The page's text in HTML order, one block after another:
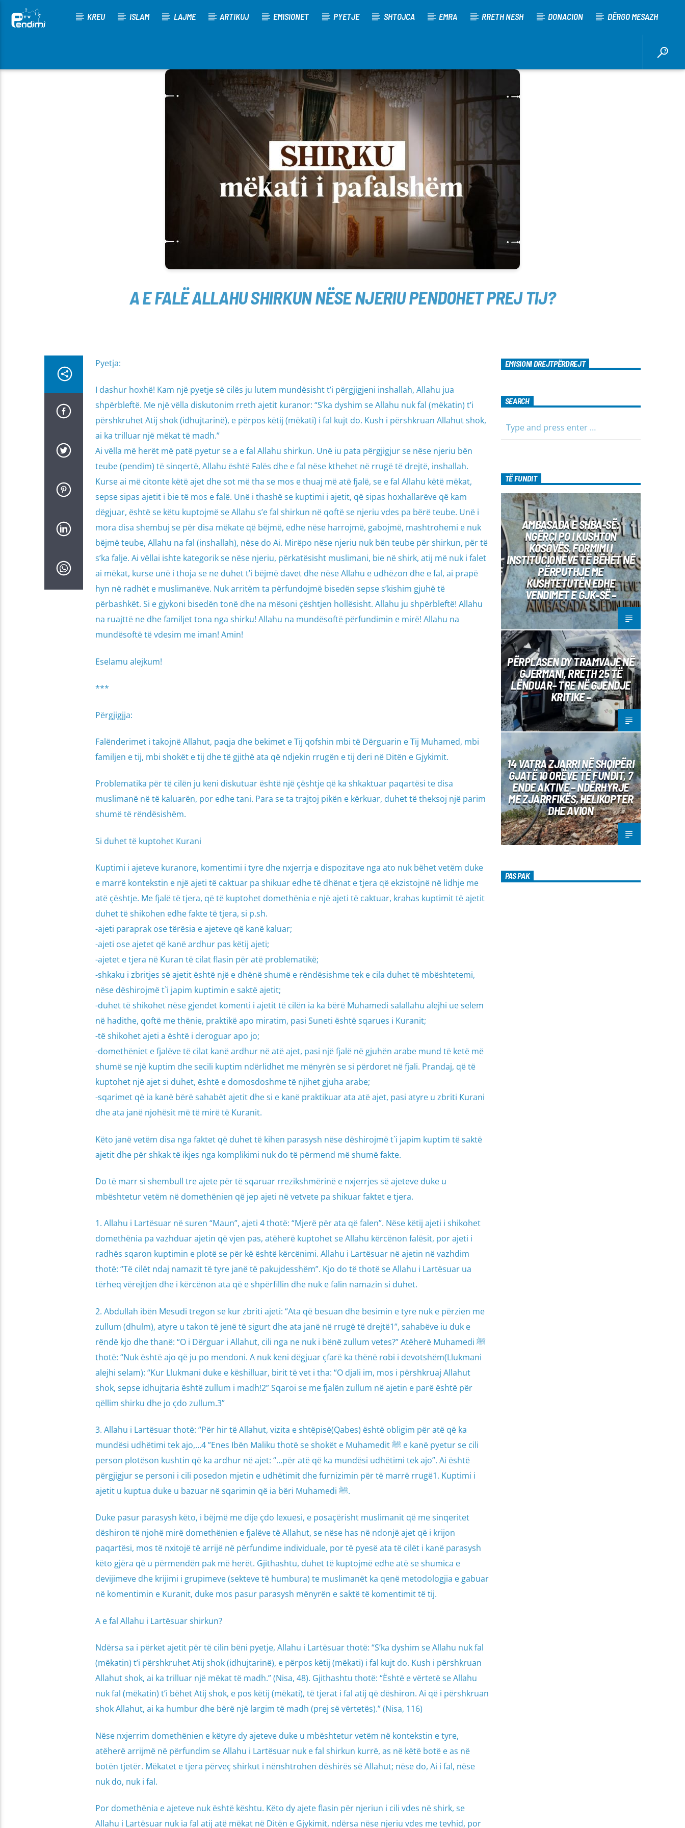
KREU ISLAM LAJME ARTIKUJ EMISIONET PYETJE SHTOJCA EMRA RRETH NESH DONACION DËRGO MESAZH
[There are no radio stations in the database]
A E FALË ALLAHU SHIRKUN NËSE NJERIU PENDOHET PREJ TIJ?
Pyetja:
I dashur hoxhë! Kam një pyetje së cilës ju lutem mundësisht t’i përgjigjeni inshallah, Allahu jua
shpërbleftë. Me një vëlla diskutonim rreth ajetit kuranor: “S’ka dyshim se Allahu nuk fal (mëkatin) t’i
përshkruhet Atij shok (idhujtarinë), e përpos këtij (mëkati) i fal kujt do. Kush i përshkruan Allahut shok,
ai ka trilluar një mëkat të madh.”
Ai vëlla më herët më patë pyetur se a e fal Allahu shirkun. Unë iu pata përgjigjur se nëse njeriu bën
teube (pendim) të sinqertë, Allahu është Falës dhe e fal nëse kthehet në rrugë të drejtë, inshallah.
Kurse ai më citonte këtë ajet dhe sot më tha se mos e thuaj më atë fjalë, se e fal Allahu këtë mëkat,
sepse sipas ajetit i bie të mos e falë. Unë i thashë se kuptimi i ajetit, që sipas hoxhallarëve që kam
dëgjuar, është se këtu kuptojmë se Allahu s’e fal shirkun në qoftë se njeriu vdes pa bërë teube. Unë i
mora disa shembuj se për disa mëkate që bëjmë, edhe nëse harrojmë, gabojmë, mashtrohemi e nuk
bëjmë teube, Allahu na fal (inshallah), nëse do Ai. Mirëpo nëse njeriu nuk bën teube për shirkun, për të
s’ka falje. Ai vëllai ishte kategorik se nëse njeriu, përkatësisht muslimani, bie në shirk, atij më nuk i falet
ai mëkat, kurse unë i thoja se ne duhet t’i bëjmë davet dhe nëse Allahu e udhëzon dhe e fal, ai prapë
hyn në radhët e muslimanëve. Nuk arritëm ta përfundojmë bisedën sepse s’kishim gjuhë të
përbashkët. Si e gjykoni bisedën tonë dhe na mësoni çështjen hollësisht. Allahu ju shpërbleftë! Allahu
na ruajttë ne dhe familjet tona nga shirku! Allahu na mundësoftë përfundimin e mirë! Allahu na
mundësoftë të vdesim me iman! Amin!
Eselamu alejkum!
***
Përgjigjja:
Falënderimet i takojnë Allahut, paqja dhe bekimet e Tij qofshin mbi të Dërguarin e Tij Muhamed, mbi
familjen e tij, mbi shokët e tij dhe të gjithë ata që ndjekin rrugën e tij deri në Ditën e Gjykimit.
Problematika për të cilën ju keni diskutuar është një çështje që ka shkaktuar paqartësi te disa
muslimanë në të kaluarën, por edhe tani. Para se ta trajtoj pikën e kërkuar, duhet të theksoj një parim
shumë të rëndësishëm.
Si duhet të kuptohet Kurani
Kuptimi i ajeteve kuranore, komentimi i tyre dhe nxjerrja e dispozitave nga ato nuk bëhet vetëm duke
e marrë kontekstin e një ajeti të caktuar pa shikuar edhe të dhënat e tjera që ekzistojnë në lidhje me
atë çështje. Me fjalë të tjera, që të kuptohet domethënia e një ajeti të caktuar, krahas kuptimit të ajetit
duhet të shikohen edhe fakte të tjera, si p.sh.
-ajeti paraprak ose tërësia e ajeteve që kanë kaluar;
-ajeti ose ajetet që kanë ardhur pas këtij ajeti;
-ajetet e tjera në Kuran të cilat flasin për atë problematikë;
-shkaku i zbritjes së ajetit është një e dhënë shumë e rëndësishme tek e cila duhet të mbështetemi,
nëse dëshirojmë t`i japim kuptimin e saktë ajetit;
-duhet të shikohet nëse gjendet komenti i ajetit të cilën ia ka bërë Muhamedi salallahu alejhi ue selem
në hadithe, qoftë me thënie, praktikë apo miratim, pasi Suneti është sqarues i Kuranit;
-të shikohet ajeti a është i deroguar apo jo;
-domethëniet e fjalëve të cilat kanë ardhur në atë ajet, pasi një fjalë në gjuhën arabe mund të ketë më
shumë se një kuptim dhe secili kuptim ndërlidhet me mënyrën se si përdoret në fjali. Prandaj, që të
kuptohet një ajet si duhet, është e domosdoshme të njihet gjuha arabe;
-sqarimet që ia kanë bërë sahabët ajetit dhe si e kanë praktikuar ata atë ajet, pasi atyre u zbriti Kurani
dhe ata janë njohësit më të mirë të Kuranit.
Këto janë vetëm disa nga faktet që duhet të kihen parasysh nëse dëshirojmë t`i japim kuptim të saktë
ajetit dhe për shkak të ikjes nga komplikimi nuk do të përmend më shumë fakte.
Do të marr si shembull tre ajete për të sqaruar rrezikshmërinë e nxjerrjes së ajeteve duke u
mbështetur vetëm në domethënien që jep ajeti në vetvete pa shikuar faktet e tjera.
1. Allahu i Lartësuar në suren “Maun”, ajeti 4 thotë: “Mjerë për ata që falen”. Nëse këtij ajeti i shikohet
domethënia pa vazhduar ajetin që vjen pas, atëherë kuptohet se Allahu kërcënon falësit, por ajeti i
radhës sqaron kuptimin e plotë se për kë është kërcënimi. Allahu i Lartësuar në ajetin në vazhdim
thotë: “Të cilët ndaj namazit të tyre janë të pakujdesshëm”. Kjo do të thotë se Allahu i Lartësuar ua
tërheq vërejtjen dhe i kërcënon ata që e shpërfillin dhe nuk e falin namazin si duhet.
2. Abdullah ibën Mesudi tregon se kur zbriti ajeti: “Ata që besuan dhe besimin e tyre nuk e përzien me
zullum (dhulm), atyre u takon të jenë të sigurt dhe ata janë në rrugë të drejtë1”, sahabëve iu duk e
rëndë kjo dhe thanë: “O i Dërguar i Allahut, cili nga ne nuk i bënë zullum vetes?” Atëherë Muhamedi ﷺ
thotë: “Nuk është ajo që ju po mendoni. A nuk keni dëgjuar çfarë ka thënë robi i devotshëm(Llukmani
alejhi selam): “Kur Llukmani duke e këshilluar, birit të vet i tha: “O djali im, mos i përshkruaj Allahut
shok, sepse idhujtaria është zullum i madh!2” Sqaroi se me fjalën zullum në ajetin e parë është për
qëllim shirku dhe jo çdo zullum.3”
3. Allahu i Lartësuar thotë: “Për hir të Allahut, vizita e shtëpisë(Qabes) është obligim për atë që ka
mundësi udhëtimi tek ajo,…4 ”Enes Ibën Maliku thotë se shokët e Muhamedit ﷺ e kanë pyetur se cili
person plotëson kushtin që ka ardhur në ajet: “…për atë që ka mundësi udhëtimi tek ajo”. Ai është
përgjigjur se personi i cili posedon mjetin e udhëtimit dhe furnizimin për të marrë rrugë1. Kuptimi i
ajetit u kuptua duke u bazuar në sqarimin që ia bëri Muhamedi ﷺ.
Duke pasur parasysh këto, i bëjmë me dije çdo lexuesi, e posaçërisht muslimanit që me sinqeritet
dëshiron të njohë mirë domethënien e fjalëve të Allahut, se nëse has në ndonjë ajet që i krijon
paqartësi, mos të nxitojë të arrijë në përfundime individuale, por të pyesë ata të cilët i kanë parasysh
këto gjëra që u përmendën pak më herët. Gjithashtu, duhet të kuptojmë edhe atë se shumica e
devijimeve dhe krijimi i grupimeve (sekteve të humbura) te muslimanët ka qenë metodologjia e gabuar
në komentimin e Kuranit, duke mos pasur parasysh mënyrën e saktë të komentimit të tij.
A e fal Allahu i Lartësuar shirkun?
Ndërsa sa i përket ajetit për të cilin bëni pyetje, Allahu i Lartësuar thotë: “S’ka dyshim se Allahu nuk fal
(mëkatin) t’i përshkruhet Atij shok (idhujtarinë), e përpos këtij (mëkati) i fal kujt do. Kush i përshkruan
Allahut shok, ai ka trilluar një mëkat të madh.” (Nisa, 48). Gjithashtu thotë: “Është e vërtetë se Allahu
nuk fal (mëkatin) t’i bëhet Atij shok, e pos këtij (mëkati), të tjerat i fal atij që dëshiron. Ai që i përshkruan
shok Allahut, ai ka humbur dhe bërë një largim të madh (prej së vërtetës).” (Nisa, 116)
Nëse nxjerrim domethënien e këtyre dy ajeteve duke u mbështetur vetëm në kontekstin e tyre,
atëherë arrijmë në përfundim se Allahu i Lartësuar nuk e fal shirkun kurrë, as në këtë botë e as në
botën tjetër. Mëkatet e tjera përveç shirkut i nënshtrohen dëshirës së Allahut; nëse do, Ai i fal, nëse
nuk do, nuk i fal.
Por domethënia e ajeteve nuk është kështu. Këto dy ajete flasin për njeriun i cili vdes në shirk, se
Allahu i Lartësuar nuk ia fal atij atë mëkat në Ditën e Gjykimit, ndërsa nëse njeriu vdes me tevhid, por
EMISIONI DREJTPËRDREJT
SEARCH
TË FUNDIT
AMBASADA E SHBA-SË:
NGËRÇI PO I KUSHTON
KOSOVËS, FORMIMI I
INSTITUCIONEVE TË BËHET NË
PËRPUTHJE ME
KUSHTETUTËN EDHE
VENDIMET E GJK-SË –
PËRPLASEN DY TRAMVAJE NË
GJERMANI, RRETH 25 TË
LËNDUAR– TRE NË GJENDJE
KRITIKE –
14 VATRA ZJARRI NË SHQIPËRI
GJATË 10 ORËVE TË FUNDIT, 7
ENDE AKTIVE – NDËRHYRJE
ME ZJARRFIKËS, HELIKOPTER
DHE AVION
PAS PAK